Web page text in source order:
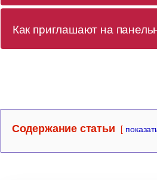
Как приглашают на
Содержание статьи